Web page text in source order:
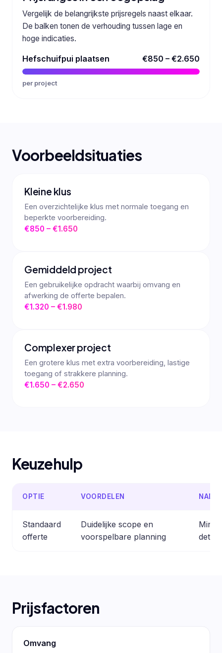
Vergelijk de belangrijkste prijsregels naast elkaar.
De balken tonen de verhouding tussen lage en
hoge indicaties.
Hefschuifpui plaatsen €850 – €2.650
per project
Voorbeeldsituaties
Kleine klus
Een overzichtelijke klus met normale toegang en
beperkte voorbereiding.
€850 – €1.650
Gemiddeld project
Een gebruikelijke opdracht waarbij omvang en
afwerking de offerte bepalen.
€1.320 – €1.980
Complexer project
Een grotere klus met extra voorbereiding, lastige
toegang of strakkere planning.
€1.650 – €2.650
Keuzehulp
OPTIE VOORDELEN
Standaard
offerte
Duidelijke scope en
voorspelbare planning
Prijsfactoren
Omvang